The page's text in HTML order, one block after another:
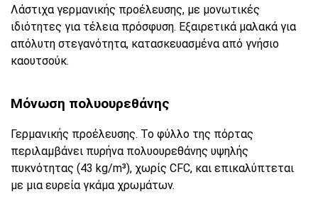
Λάστιχα γερμανικής προέλευσης, με μονωτικές
ιδιότητες για τέλεια πρόσφυση. Εξαιρετικά μαλακά για
απόλυτη στεγανότητα, κατασκευασμένα από γνήσιο
καουτσούκ.
Μόνωση πολυουρεθάνης
Γερμανικής προέλευσης. Το φύλλο της πόρτας
περιλαμβάνει πυρήνα πολυουρεθάνης υψηλής
πυκνότητας (43 kg/m³), χωρίς CFC, και επικαλύπτεται
με μια ευρεία γκάμα χρωμάτων.